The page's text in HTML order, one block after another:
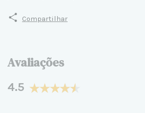
Compartilhar
Avaliações
4.5